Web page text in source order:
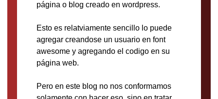
página o blog creado en wordpress.
Esto es relatviamente sencillo lo puede
agregar creandose un usuario en font
awesome y agregando el codigo en su
página web.
Pero en este blog no nos conformamos